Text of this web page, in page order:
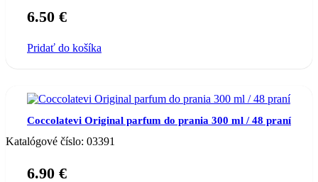
6.50 €
Pridať do košíka
Coccolatevi Original parfum do prania 300 ml / 48 praní
Katalógové číslo: 03391
6.90 €